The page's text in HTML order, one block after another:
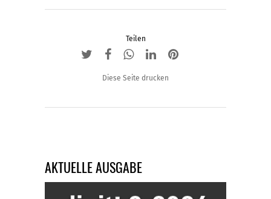
Teilen
Diese Seite drucken
AKTUELLE AUSGABE